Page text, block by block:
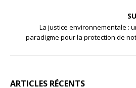
La justice environnementale :
paradigme pour la protection de
ARTICLES RÉCENTS